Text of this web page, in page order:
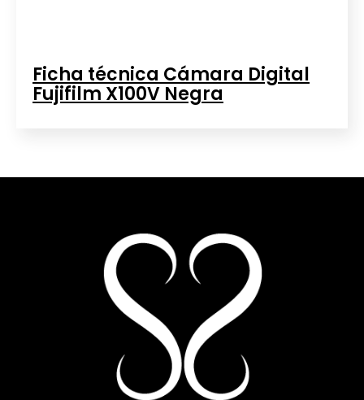
Ficha técnica Cámara Digital
Fujifilm X100V Negra